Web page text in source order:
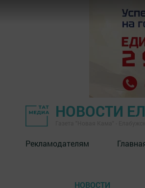
НОВОСТИ
Рекламодателям
НОВОСТИ